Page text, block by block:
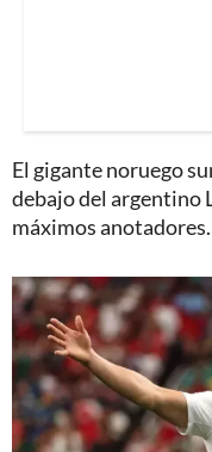
El gigante noruego
debajo del argentino
máximos anotadores.